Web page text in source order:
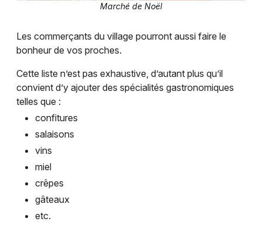
24 - Dordogne
Choisir mes départements
Mon email
Marché de Noël
Les commerçants du village pourront aussi faire le
bonheur de vos proches.
Cette liste n’est pas exhaustive, d’autant plus qu’il
convient d’y ajouter des spécialités gastronomiques
telles que :
confitures
salaisons
vins
miel
crêpes
gâteaux
etc.